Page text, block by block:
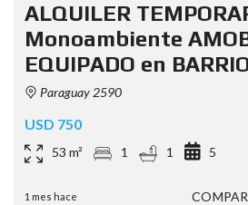
ALQUILER
Monoambiente
EQUIPADO en
Paraguay 2590
USD 750
53 m² 1 1 5
1 mes hace